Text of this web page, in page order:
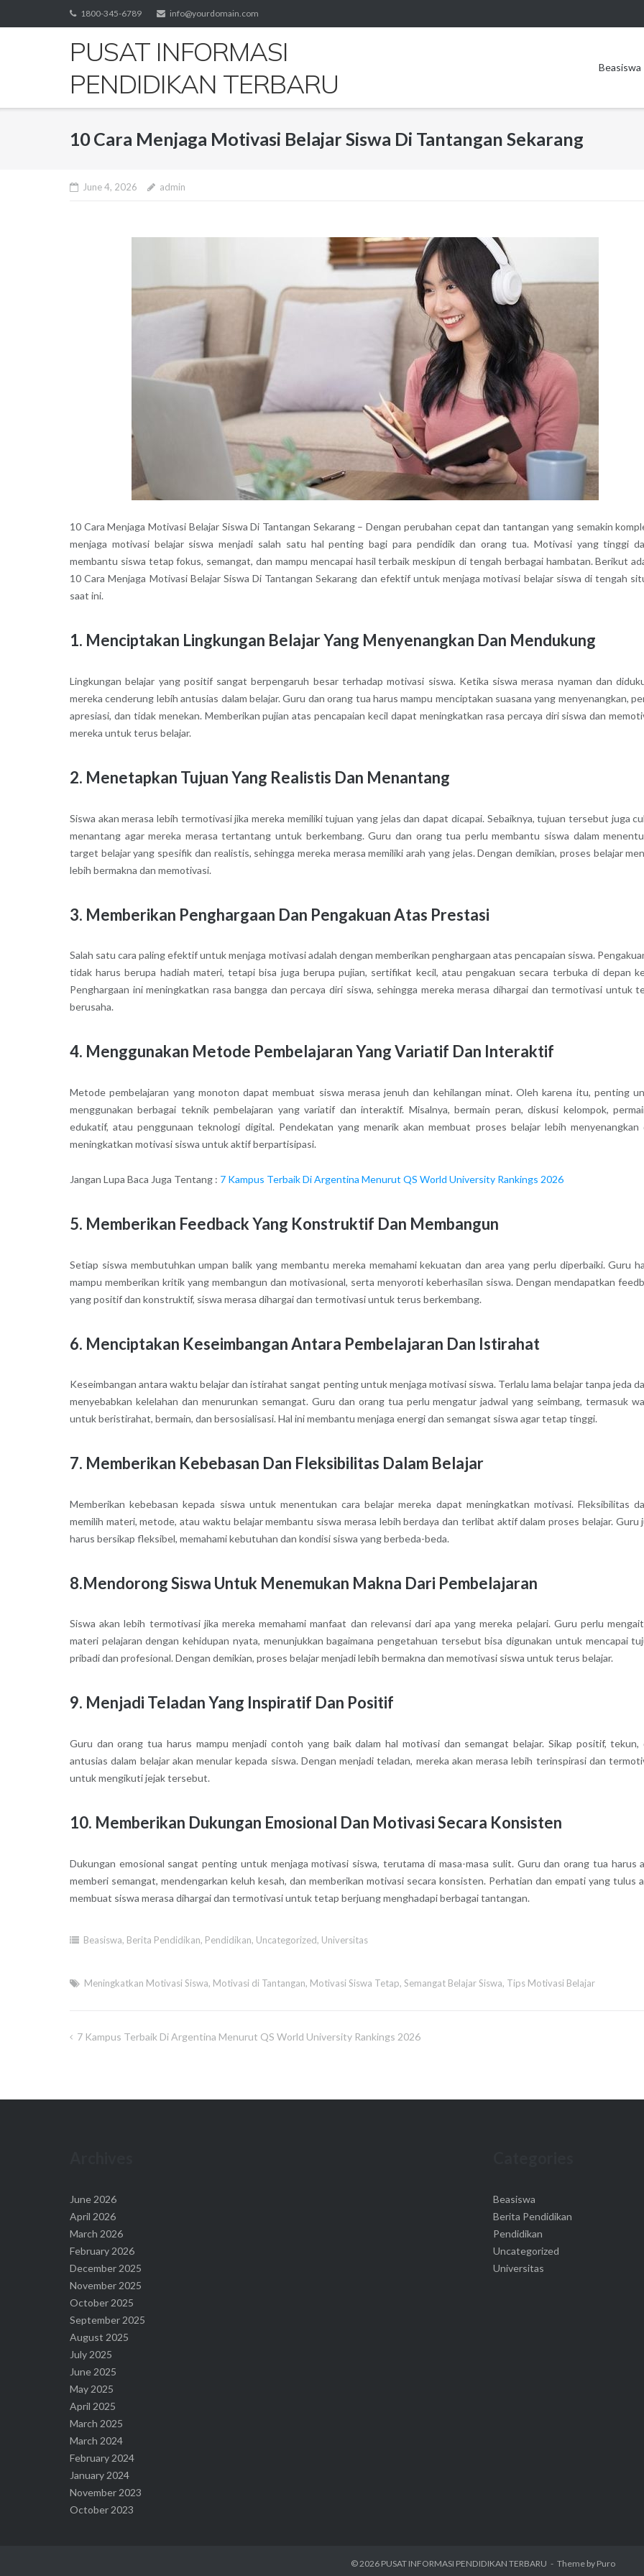
to
1800-345-6789 info@yourdomain.com
PUSAT INFORMASI
PENDIDIKAN TERBARU
Beasiswa
10 Cara Menjaga Motivasi Belajar Siswa Di Tantangan Sekarang
June 4, 2026 admin
10 Cara Menjaga Motivasi Belajar Siswa Di Tantangan Sekarang – Dengan perubahan cepat dan tantangan yang semakin
menjaga motivasi belajar siswa menjadi salah satu hal penting bagi para pendidik dan orang tua. Motivasi yang tinggi
membantu siswa tetap fokus, semangat, dan mampu mencapai hasil terbaik meskipun di tengah berbagai hambatan. Berikut
10 Cara Menjaga Motivasi Belajar Siswa Di Tantangan Sekarang dan efektif untuk menjaga motivasi belajar siswa di tengah
saat ini.
1. Menciptakan Lingkungan Belajar Yang Menyenangkan Dan Mendukung
Lingkungan belajar yang positif sangat berpengaruh besar terhadap motivasi siswa. Ketika siswa merasa nyaman dan
mereka cenderung lebih antusias dalam belajar. Guru dan orang tua harus mampu menciptakan suasana yang menyenangkan,
apresiasi, dan tidak menekan. Memberikan pujian atas pencapaian kecil dapat meningkatkan rasa percaya diri siswa dan
mereka untuk terus belajar.
2. Menetapkan Tujuan Yang Realistis Dan Menantang
Siswa akan merasa lebih termotivasi jika mereka memiliki tujuan yang jelas dan dapat dicapai. Sebaiknya, tujuan tersebut juga
menantang agar mereka merasa tertantang untuk berkembang. Guru dan orang tua perlu membantu siswa dalam
target belajar yang spesifik dan realistis, sehingga mereka merasa memiliki arah yang jelas. Dengan demikian, proses belajar
lebih bermakna dan memotivasi.
3. Memberikan Penghargaan Dan Pengakuan Atas Prestasi
Salah satu cara paling efektif untuk menjaga motivasi adalah dengan memberikan penghargaan atas pencapaian siswa.
tidak harus berupa hadiah materi, tetapi bisa juga berupa pujian, sertifikat kecil, atau pengakuan secara terbuka di depan
Penghargaan ini meningkatkan rasa bangga dan percaya diri siswa, sehingga mereka merasa dihargai dan termotivasi untuk
berusaha.
4. Menggunakan Metode Pembelajaran Yang Variatif Dan Interaktif
Metode pembelajaran yang monoton dapat membuat siswa merasa jenuh dan kehilangan minat. Oleh karena itu, penting
menggunakan berbagai teknik pembelajaran yang variatif dan interaktif. Misalnya, bermain peran, diskusi kelompok,
edukatif, atau penggunaan teknologi digital. Pendekatan yang menarik akan membuat proses belajar lebih menyenangkan
meningkatkan motivasi siswa untuk aktif berpartisipasi.
Jangan Lupa Baca Juga Tentang : 7 Kampus Terbaik Di Argentina Menurut QS World University Rankings 2026
5. Memberikan Feedback Yang Konstruktif Dan Membangun
Setiap siswa membutuhkan umpan balik yang membantu mereka memahami kekuatan dan area yang perlu diperbaiki. Guru
mampu memberikan kritik yang membangun dan motivasional, serta menyoroti keberhasilan siswa. Dengan mendapatkan
yang positif dan konstruktif, siswa merasa dihargai dan termotivasi untuk terus berkembang.
6. Menciptakan Keseimbangan Antara Pembelajaran Dan Istirahat
Keseimbangan antara waktu belajar dan istirahat sangat penting untuk menjaga motivasi siswa. Terlalu lama belajar tanpa jeda
menyebabkan kelelahan dan menurunkan semangat. Guru dan orang tua perlu mengatur jadwal yang seimbang, termasuk
untuk beristirahat, bermain, dan bersosialisasi. Hal ini membantu menjaga energi dan semangat siswa agar tetap tinggi.
7. Memberikan Kebebasan Dan Fleksibilitas Dalam Belajar
Memberikan kebebasan kepada siswa untuk menentukan cara belajar mereka dapat meningkatkan motivasi. Fleksibilitas
memilih materi, metode, atau waktu belajar membantu siswa merasa lebih berdaya dan terlibat aktif dalam proses belajar. Guru
harus bersikap fleksibel, memahami kebutuhan dan kondisi siswa yang berbeda-beda.
8.Mendorong Siswa Untuk Menemukan Makna Dari Pembelajaran
Siswa akan lebih termotivasi jika mereka memahami manfaat dan relevansi dari apa yang mereka pelajari. Guru perlu
materi pelajaran dengan kehidupan nyata, menunjukkan bagaimana pengetahuan tersebut bisa digunakan untuk mencapai
pribadi dan profesional. Dengan demikian, proses belajar menjadi lebih bermakna dan memotivasi siswa untuk terus belajar.
9. Menjadi Teladan Yang Inspiratif Dan Positif
Guru dan orang tua harus mampu menjadi contoh yang baik dalam hal motivasi dan semangat belajar. Sikap positif, tekun,
antusias dalam belajar akan menular kepada siswa. Dengan menjadi teladan, mereka akan merasa lebih terinspirasi dan
untuk mengikuti jejak tersebut.
10. Memberikan Dukungan Emosional Dan Motivasi Secara Konsisten
Dukungan emosional sangat penting untuk menjaga motivasi siswa, terutama di masa-masa sulit. Guru dan orang tua harus
memberi semangat, mendengarkan keluh kesah, dan memberikan motivasi secara konsisten. Perhatian dan empati yang tulus
membuat siswa merasa dihargai dan termotivasi untuk tetap berjuang menghadapi berbagai tantangan.
Beasiswa, Berita Pendidikan, Pendidikan, Uncategorized, Universitas
Meningkatkan Motivasi Siswa, Motivasi di Tantangan, Motivasi Siswa Tetap, Semangat Belajar Siswa, Tips Motivasi Belajar
Post
7 Kampus Terbaik Di Argentina Menurut QS World University Rankings 2026
June 2026
April 2026
March 2026
February 2026
December 2025
November 2025
October 2025
September 2025
August 2025
July 2025
June 2025
May 2025
April 2025
March 2025
March 2024
February 2024
January 2024
November 2023
October 2023
Beasiswa
Berita Pendidikan
Pendidikan
Uncategorized
Universitas
© 2026 PUSAT INFORMASI PENDIDIKAN TERBARU Theme by Puro